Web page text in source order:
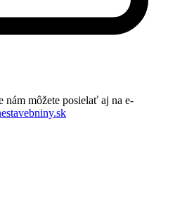
nám môžete posielať aj na e-